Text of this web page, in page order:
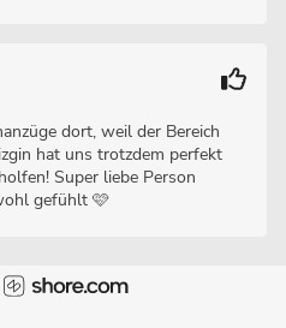
dort, weil der Bereich
hat uns trotzdem perfekt
Super liebe Person
gefühlt 🩷